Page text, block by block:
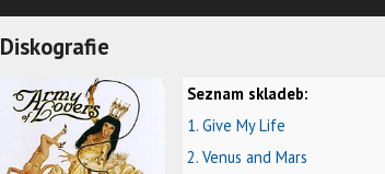
Diskografie
Seznam skladeb:
1. Give My Life
2. Venus and Mars